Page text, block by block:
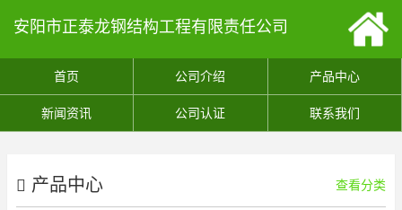
安阳市正泰龙钢结构工程有限责任公司
首页 公司介绍 产品中心
新闻资讯 公司认证 联系我们
产品中心 查看分类